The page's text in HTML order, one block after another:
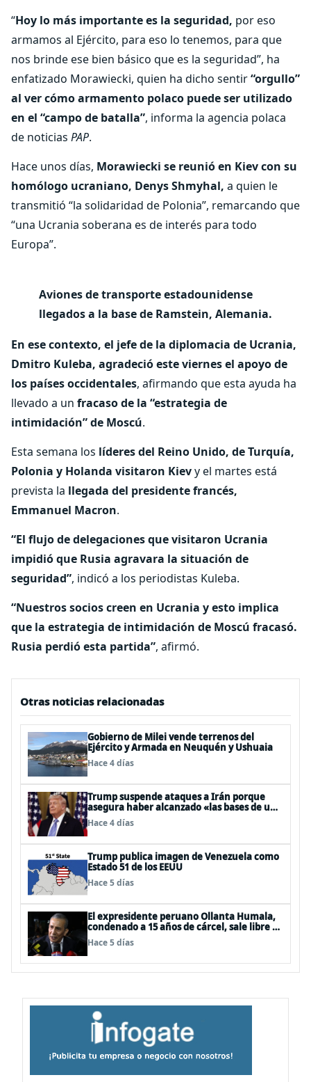
“Hoy lo más importante es la seguridad, por eso
armamos al Ejército, para eso lo tenemos, para que
nos brinde ese bien básico que es la seguridad”, ha
enfatizado Morawiecki, quien ha dicho sentir“orgullo”
al ver cómo armamento polaco puede ser utilizado
en el “campo de batalla”, informa la agencia polaca
de noticias PAP.
Hace unos días, Morawiecki se reunió en Kiev con su
homólogo ucraniano, Denys Shmyhal, a quien le
transmitió “la solidaridad de Polonia”, remarcando que
“una Ucrania soberana es de interés para todo
Europa”.
Aviones de transporte estadounidense
llegados a la base de Ramstein, Alemania.
En ese contexto, el jefe de la diplomacia de Ucrania,
Dmitro Kuleba, agradeció este viernes el apoyo de
los países occidentales, afirmando que esta ayuda ha
llevado a un fracaso de la “estrategia de
intimidación” de Moscú.
Esta semana los líderes del Reino Unido, de Turquía,
Polonia y Holanda visitaron Kievy el martes está
prevista la llegada del presidente francés,
Emmanuel Macron.
“El flujo de delegaciones que visitaron Ucrania
impidió que Rusia agravara la situación de
seguridad”, indicó a los periodistas Kuleba.
“Nuestros socios creen en Ucrania y esto implica
que la estrategia de intimidación de Moscú fracasó.
Rusia perdió esta partida”, afirmó.
Otras noticias relacionadas
Gobierno de Milei vende terrenos del
Ejército y Armada en Neuquén y Ushuaia
Hace 4 días
Trump suspende ataques a Irán porque
asegura haber alcanzado «las bases de un
acuerdo»
Hace 4 días
Trump publica imagen de Venezuela como
Estado 51 de los EEUU
Hace 5 días
El expresidente peruano Ollanta Humala,
condenado a 15 años de cárcel, sale libre al
anularse su caso
Hace 5 días